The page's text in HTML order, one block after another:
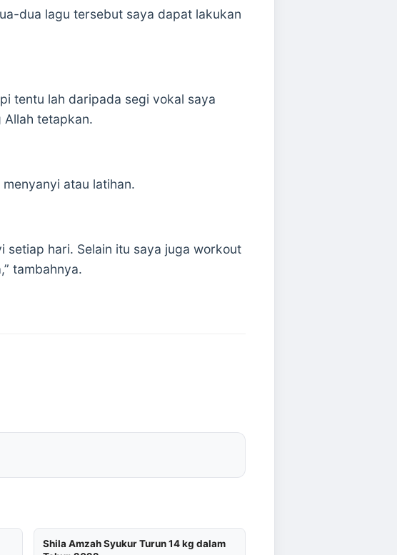
dua lagu tersebut saya dapat lakukan
tentu lah daripada segi vokal saya
tetapkan.
atau latihan.
setiap hari. Selain itu saya juga workout
tambahnya.
Shila Amzah Syukur Turun 14 kg dalam